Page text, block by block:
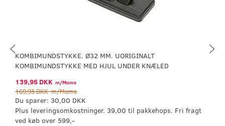
KOMBIMUNDSTYKKE. Ø32 MM. UORIGINALT
KOMBIMUNDSTYKKE MED HJUL UNDER KNÆLED
139,95 DKK m/Moms
169,95 DKKm/Moms
Du sparer: 30,00 DKK
Plus leveringsomkostninger. 39,00 til pakkehops. Fri fragt
ved køb over 599,-